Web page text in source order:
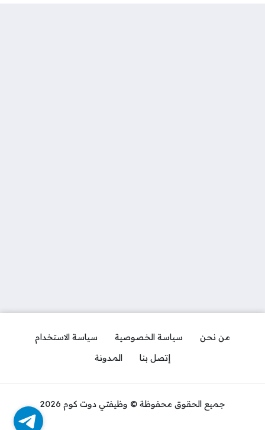
من نحن سياسة الخصوصية
سياسة الاستخدام
إتصل بنا
المدونة
جميع الحقوق محفوظة © وظيفتي دوت كوم 2026